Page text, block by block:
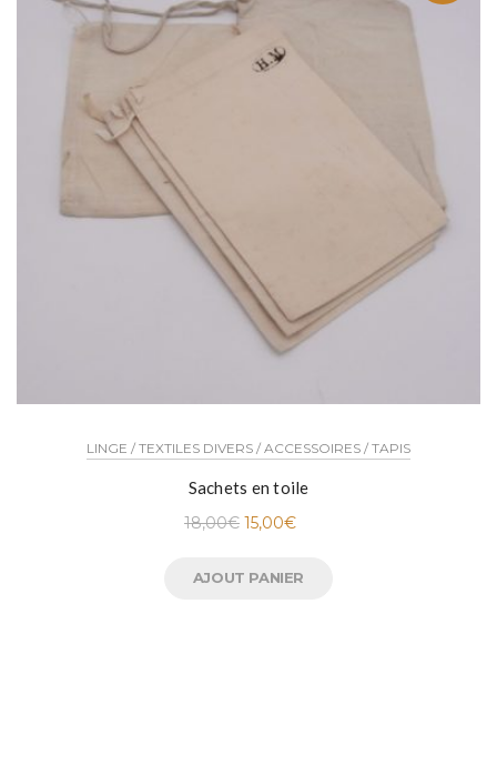
LINGE / TEXTILES DIVERS / ACCESSOIRES / TAPIS
Sachets en toile
18,00€ 15,00€
AJOUT PANIER